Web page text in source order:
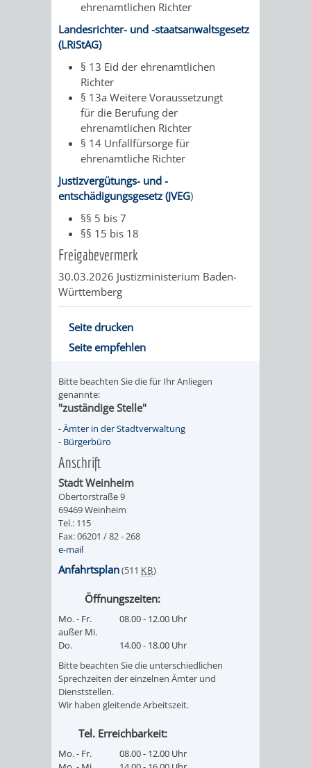
ehrenamtlichen Richter
Landesrichter- und -staatsanwaltsgesetz
(LRiStAG)
§ 13 Eid der ehrenamtlichen
Richter
§ 13a Weitere Voraussetzungt
für die Berufung der
ehrenamtlichen Richter
§ 14 Unfallfürsorge für
ehrenamtliche Richter
Justizvergütungs- und -
entschädigungsgesetz (JVEG)
§§ 5 bis 7
§§ 15 bis 18
Freigabevermerk
30.03.2026 Justizministerium Baden-
Württemberg
Seite drucken
Seite empfehlen
Bitte beachten Sie die für Ihr Anliegen
genannte:
"zuständige Stelle"
-Ämter in der Stadtverwaltung
- Bürgerbüro
Anschrift
Stadt Weinheim
Obertorstraße 9
69469 Weinheim
Tel.: 115
Fax: 06201 / 82 - 268
e-mail
Anfahrtsplan(511 KB)
Öffnungszeiten:
Mo. - Fr.
außer Mi.
08.00 - 12.00 Uhr
Do.
14.00 - 18.00 Uhr
Bitte beachten Sie die unterschiedlichen
Sprechzeiten der einzelnen Ämter und
Dienststellen.
Wir haben gleitende Arbeitszeit.
Tel. Erreichbarkeit:
Mo. - Fr.
08.00 - 12.00 Uhr